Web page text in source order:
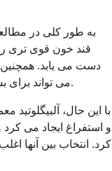
قند خون قوی تری
می تواند برای بسیاری از افراد مبتلا به دیابت نوع 2 مفید باشد.
با این حال،
و استفراغ ایجاد می
کرد. انتخاب بین آنها